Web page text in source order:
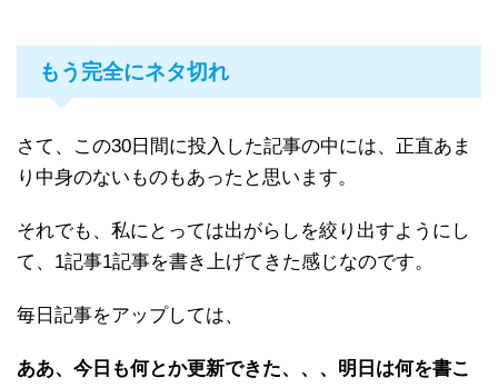
もう完全にネタ切れ
さて、この30日間に投入した記事の中には、正直あま
り中身のないものもあったと思います。
それでも、私にとっては出がらしを絞り出すようにし
て、1記事1記事を書き上げてきた感じなのです。
毎日記事をアップしては、
ああ、今日も何とか更新できた、、、明日は何を書こ